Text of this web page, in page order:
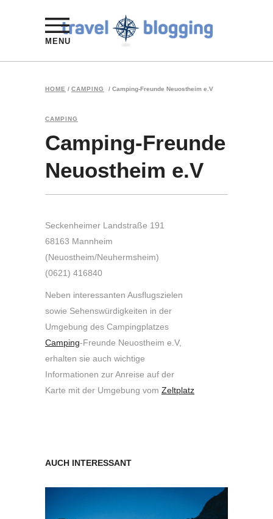
MENU
HOME / CAMPING / Camping-Freunde Neuostheim e.V
CAMPING
Camping-Freunde
Neuostheim e.V
Seckenheimer Landstraße 191
68163 Mannheim
(Neuostheim/Neuhermsheim)
(0621) 416840
Neben interessanten Ausflugszielen
sowie Sehenswürdigkeiten in der
Umgebung des Campingplatzes
Camping-Freunde Neuostheim e.V,
erhalten sie auch wichtige
Informationen zur Anreise auf der
Karte mit der Umgebung vom Zeltplatz
AUCH INTERESSANT